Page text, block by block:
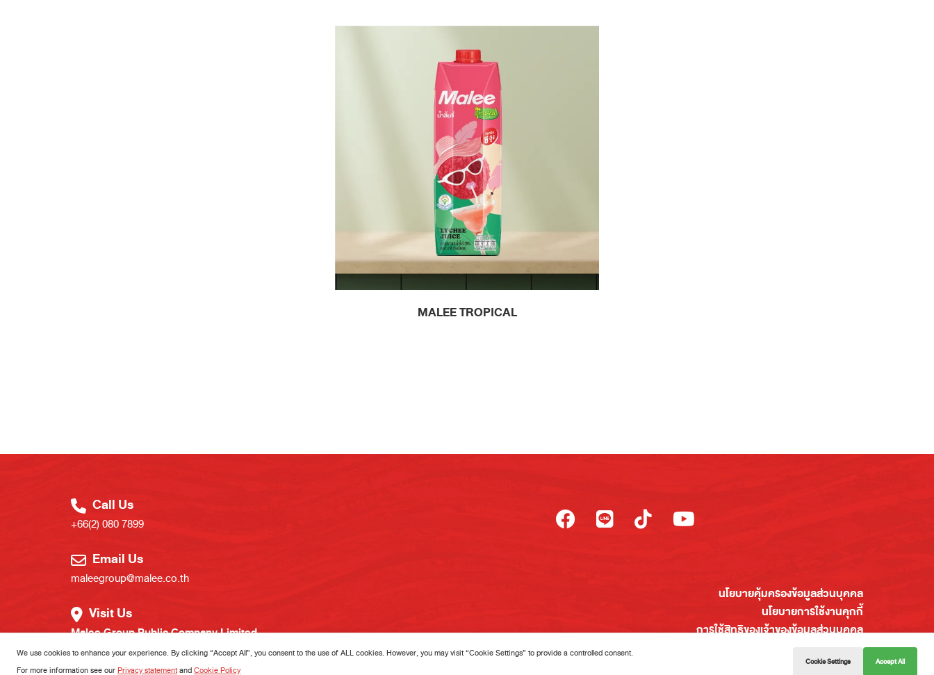
MALEE TROPICAL
Call Us
+66(2) 080 7899
Email Us
maleegroup@malee.co.th
Visit Us
Malee Group Public Company Limited
401/1 Phaholyothin Road, Lam Luk Ka, Pathumthani 12130, Thailand
นโยบายคุ้มครองข้อมูลส่วนบุคคล
นโยบายการใช้งานคุกกี้
การใช้สิทธิของเจ้าของข้อมูลส่วนบุคคล
We use cookies to enhance your experience. By clicking “Accept All”, you consent to the use of ALL cookies. However, you may visit “Cookie Settings” to provide a controlled consent.
For more information see ourPrivacy statementandCookie Policy
Cookie Settings Accept All